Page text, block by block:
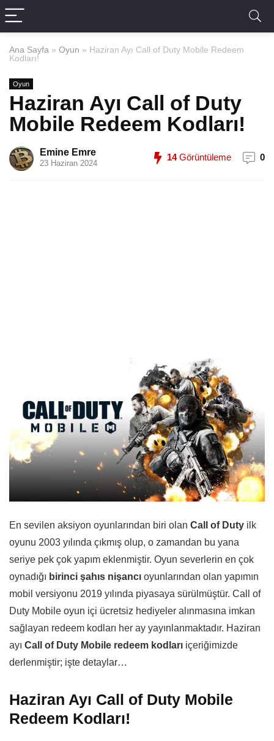
Ana Sayfa » Oyun » Haziran Ayı Call of Duty Mobile Redeem
Kodları!
Oyun
Haziran Ayı Call of Duty
Mobile Redeem Kodları!
Emine Emre
23 Haziran 2024
14Görüntüleme 0
En sevilen aksiyon oyunlarından biri olan Call of Duty ilk
oyunu 2003 yılında çıkmış olup, o zamandan bu yana
seriye pek çok yapım eklenmiştir. Oyun severlerin en çok
oynadığı birinci şahıs nişancı oyunlarından olan yapımın
mobil versiyonu 2019 yılında piyasaya sürülmüştür. Call of
Duty Mobile oyun içi ücretsiz hediyeler alınmasına imkan
sağlayan redeem kodları her ay yayınlanmaktadır. Haziran
ayı Call of Duty Mobile redeem kodları içeriğimizde
derlenmiştir; işte detaylar…
Haziran Ayı Call of Duty Mobile
Redeem Kodları!